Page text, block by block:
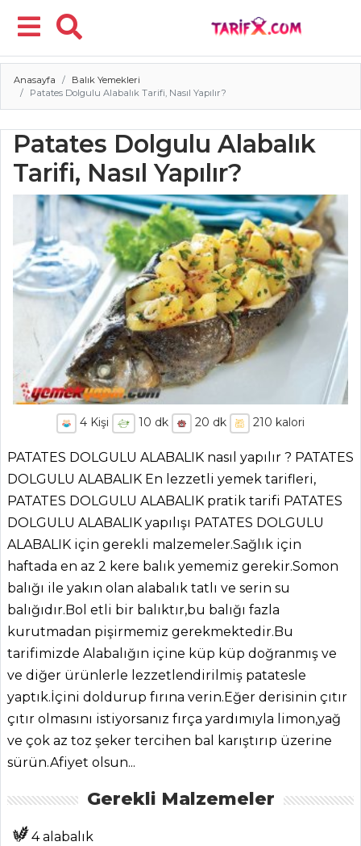
Menü
ANASAYFA
BLOG
Anasayfa
Balık Yemekleri
Patates Dolgulu Alabalık Tarifi, Nasıl Yapılır?
Patates Dolgulu Alabalık
Tarifi, Nasıl Yapılır?
4Kişi 10 dk 20 dk 210 kalori
PATATES DOLGULU ALABALIK nasıl yapılır ? PATATES
DOLGULU ALABALIK En lezzetli yemek tarifleri,
PATATES DOLGULU ALABALIK pratik tarifi PATATES
DOLGULU ALABALIK yapılışı PATATES DOLGULU
ALABALIK için gerekli malzemeler.Sağlık için
haftada en az 2 kere balık yememiz gerekir.Somon
balığı ile yakın olan alabalık tatlı ve serin su
balığıdır.Bol etli bir balıktır,bu balığı fazla
kurutmadan pişirmemiz gerekmektedir.Bu
tarifimizde Alabalığın içine küp küp doğranmış ve
ve diğer ürünlerle lezzetlendirilmiş patatesle
yaptık.İçini doldurup fırına verin.Eğer derisinin çıtır
çıtır olmasını istiyorsanız fırça yardımıyla limon,yağ
ve çok az toz şeker tercihen bal karıştırıp üzerine
sürün.Afiyet olsun...
Gerekli Malzemeler
4 alabalık